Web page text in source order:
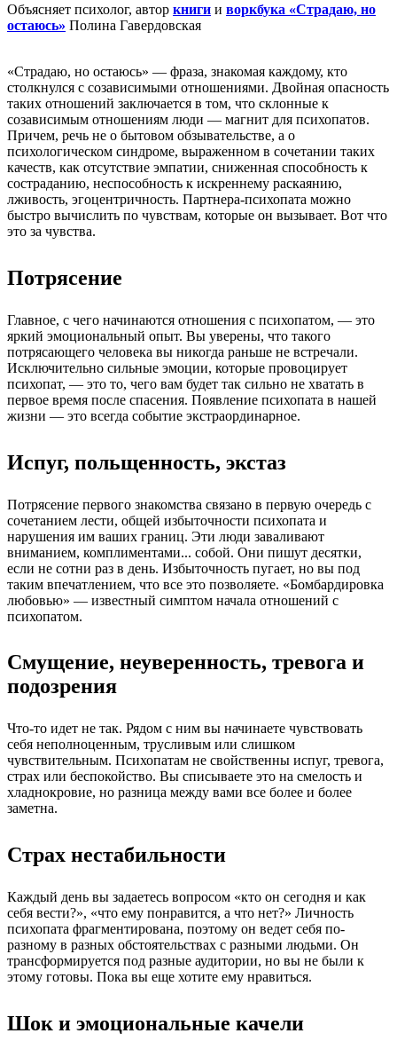
Объясняет психолог, автор книги и воркбука «Страдаю, но
остаюсь» Полина Гавердовская
«Страдаю, но остаюсь» — фраза, знакомая каждому, кто
столкнулся с созависимыми отношениями. Двойная опасность
таких отношений заключается в том, что склонные к
созависимым отношениям люди — магнит для психопатов.
Причем, речь не о бытовом обзывательстве, а о
психологическом синдроме, выраженном в сочетании таких
качеств, как отсутствие эмпатии, сниженная способность к
состраданию, неспособность к искреннему раскаянию,
лживость, эгоцентричность. Партнера-психопата можно
быстро вычислить по чувствам, которые он вызывает. Вот что
это за чувства.
Потрясение
Главное, с чего начинаются отношения с психопатом, — это
яркий эмоциональный опыт. Вы уверены, что такого
потрясающего человека вы никогда раньше не встречали.
Исключительно сильные эмоции, которые провоцирует
психопат, — это то, чего вам будет так сильно не хватать в
первое время после спасения. Появление психопата в нашей
жизни — это всегда событие экстраординарное.
Испуг, польщенность, экстаз
Потрясение первого знакомства связано в первую очередь с
сочетанием лести, общей избыточности психопата и
нарушения им ваших границ. Эти люди заваливают
вниманием, комплиментами... собой. Они пишут десятки,
если не сотни раз в день. Избыточность пугает, но вы под
таким впечатлением, что все это позволяете. «Бомбардировка
любовью» — известный симптом начала отношений с
психопатом.
Смущение, неуверенность, тревога и
подозрения
Что-то идет не так. Рядом с ним вы начинаете чувствовать
себя неполноценным, трусливым или слишком
чувствительным. Психопатам не свойственны испуг, тревога,
страх или беспокойство. Вы списываете это на смелость и
хладнокровие, но разница между вами все более и более
заметна.
Страх нестабильности
Каждый день вы задаетесь вопросом «кто он сегодня и как
себя вести?», «что ему понравится, а что нет?» Личность
психопата фрагментирована, поэтому он ведет себя по-
разному в разных обстоятельствах с разными людьми. Он
трансформируется под разные аудитории, но вы не были к
этому готовы. Пока вы еще хотите ему нравиться.
Шок и эмоциональные качели